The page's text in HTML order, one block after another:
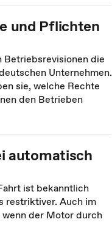
und Pflichten
die
Unternehmen.
sie, welche Rechte
den Betrieben
automatisch
ist bekanntlich
restriktiver. Auch im
der Motor durch